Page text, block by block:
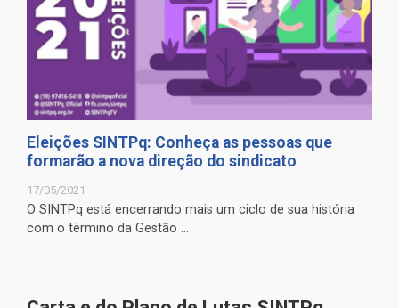
Eleições SINTPq: Conheça as pessoas que
formarão a nova direção do sindicato
17/05/2021
O SINTPq está encerrando mais um ciclo de sua história
com o término da Gestão ...